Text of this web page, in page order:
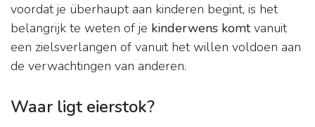
voordat je überhaupt aan kinderen begint, is het
belangrijk te weten of je kinderwens komtvanuit
een zielsverlangen of vanuit het willen voldoen aan
de verwachtingen van anderen.
Waar ligt eierstok?